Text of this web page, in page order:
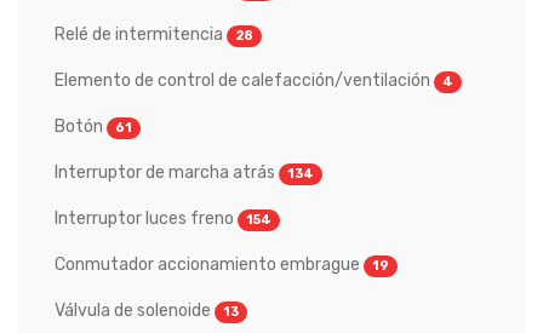
Relé de intermitencia 28
Elemento de control de calefacción/ventilación 4
Botón 61
Interruptor de marcha atrás 134
Interruptor luces freno 154
Conmutador accionamiento embrague 19
Válvula de solenoide 13